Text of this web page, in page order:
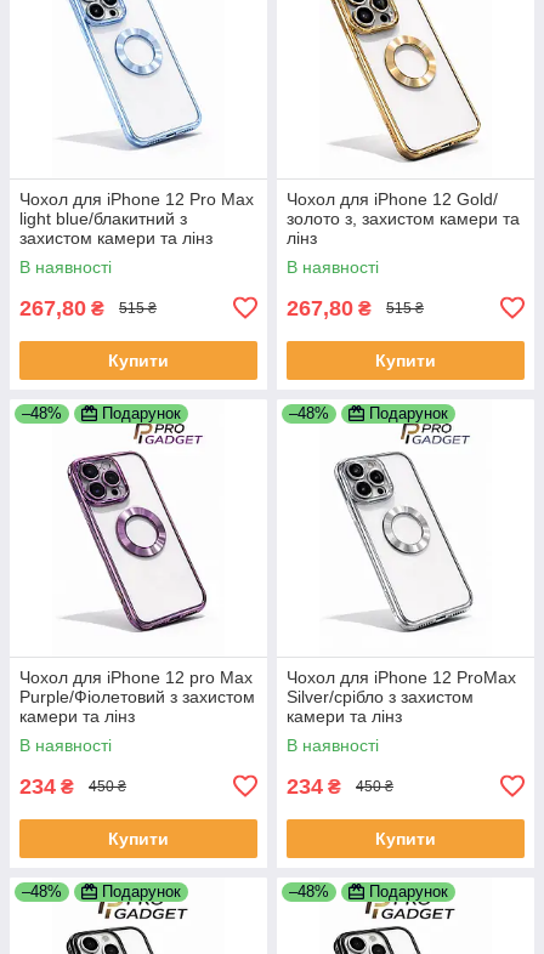
Чохол для iPhone 12 Pro Max
light blue/блакитний з
захистом камери та лінз
В наявності
267,80 ₴ 515 ₴
Купити
Чохол для iPhone 12 Gold/
золото з, захистом камери та
лінз
В наявності
267,80 ₴ 515 ₴
Купити
–48% Подарунок
Чохол для iPhone 12 pro Max
Purple/Фіолетовий з захистом
камери та лінз
В наявності
234 ₴ 450 ₴
Купити
–48% Подарунок
Чохол для iPhone 12 ProMax
Silver/срібло з захистом
камери та лінз
В наявності
234 ₴ 450 ₴
Купити
–48% Подарунок –48% Подарунок